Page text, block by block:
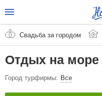
Свадьба за городом
Отдых на море
Город турфирмы: Все